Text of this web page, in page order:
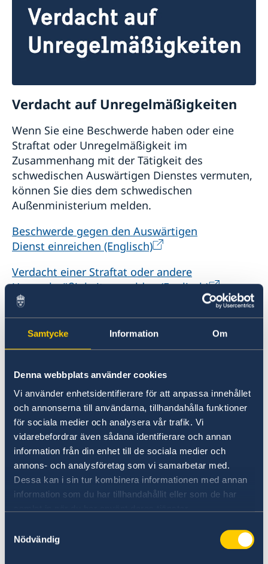
Samtycke Information Om
Denna webbplats använder cookies
Vi använder enhetsidentifierare för att anpassa innehållet
och annonserna till användarna, tillhandahålla funktioner
för sociala medier och analysera vår trafik. Vi
vidarebefordrar även sådana identifierare och annan
information från din enhet till de sociala medier och
annons- och analysföretag som vi samarbetar med.
Dessa kan i sin tur kombinera informationen med annan
information som du har tillhandahållit eller som de har
Nödvändig
Verdacht auf Unregelmäßigkeiten
Wenn Sie eine Beschwerde haben oder eine
Straftat oder Unregelmäßigkeit im
Zusammenhang mit der Tätigkeit des
schwedischen Auswärtigen Dienstes vermuten,
können Sie dies dem schwedischen
Außenministerium melden.
Beschwerde gegen den Auswärtigen
Dienst einreichen (Englisch)
Verdacht einer Straftat oder andere
Unregelmäßigkeiten melden (Englisch)
Entdecken Sie Schwedens
Hochschulen
Auf Studyinsweden.se finden
Studieninteressierte und Studenten/-innen alle
nötigen Informationen zur akademischen
Ausbildung in Schweden.
Study in Sweden